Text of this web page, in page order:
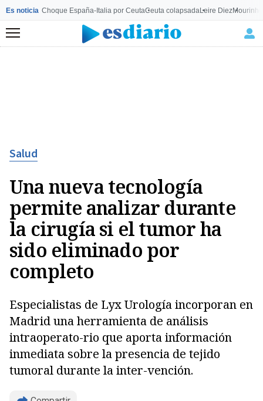
Es noticia Choque España-Italia por CeutaCeuta colapsadaLeire Diez
Menú
Salud
Una nueva tecnología
permite analizar durante
la cirugía si el tumor ha
sido eliminado por
completo
Especialistas de Lyx Urología incorporan en
Madrid una herramienta de análisis
intraoperato-rio que aporta información
inmediata sobre la presencia de tejido
tumoral durante la inter-vención.